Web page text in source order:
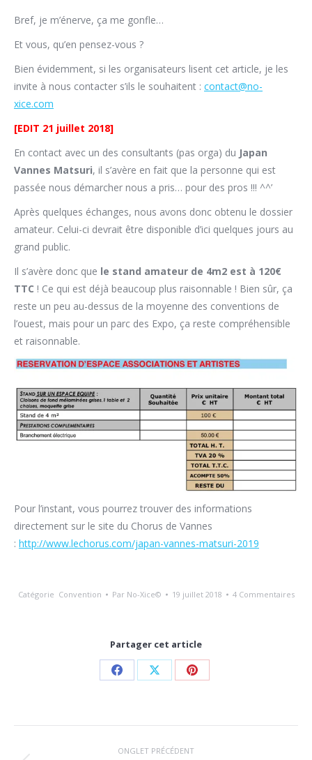
Bref, je m’énerve, ça me gonfle…
Et vous, qu’en pensez-vous ?
Bien évidemment, si les organisateurs lisent cet article, je les
invite à nous contacter s’ils le souhaitent : contact@no-
xice.com
[EDIT 21 juillet 2018]
En contact avec un des consultants (pas orga) du Japan
Vannes Matsuri, il s’avère en fait que la personne qui est
passée nous démarcher nous a pris… pour des pros !!! ^^’
Après quelques échanges, nous avons donc obtenu le dossier
amateur. Celui-ci devrait être disponible d’ici quelques jours au
grand public.
Il s’avère donc que le stand amateur de 4m2 est à 120€
TTC ! Ce qui est déjà beaucoup plus raisonnable ! Bien sûr, ça
reste un peu au-dessus de la moyenne des conventions de
l’ouest, mais pour un parc des Expo, ça reste compréhensible
et raisonnable.
Pour l’instant, vous pourrez trouver des informations
directement sur le site du Chorus de Vannes
: http://www.lechorus.com/japan-vannes-matsuri-2019
Catégorie Convention Par No-Xice© 19 juillet 2018 4 Commentaires
Partager cet article
ONGLET PRÉCÉDENT